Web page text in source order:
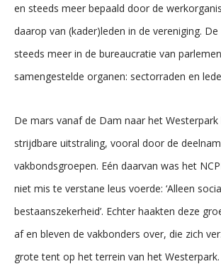
en steeds meer bepaald door de
daarop van (kader)leden in de vereniging.
steeds meer in de bureaucratie van
samengestelde organen: sectorraden en
De mars vanaf de Dam naar het Westerpark
strijdbare uitstraling, vooral door de
vakbondsgroepen. Eén daarvan was het
niet mis te verstane leus voerde: ‘Alleen
bestaanszekerheid’. Echter haakten deze
af en bleven de vakbonders over, die zich
grote tent op het terrein van het Westerpark.